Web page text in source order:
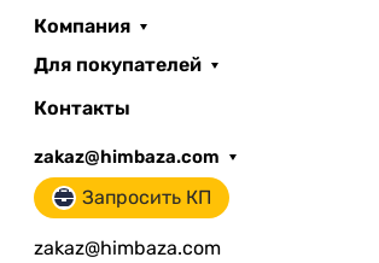
Компания
Для покупателей
Контакты
zakaz@himbaza.com
Запросить КП
zakaz@himbaza.com